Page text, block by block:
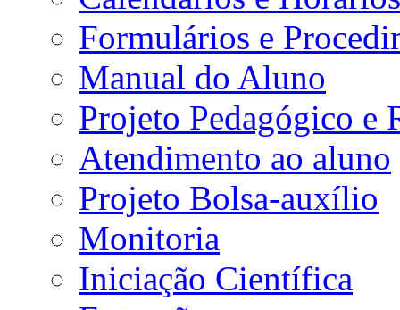
Formulários e
Manual do Aluno
Projeto Pedagógico e
Atendimento ao aluno
Projeto Bolsa-auxílio
Monitoria
Iniciação Científica